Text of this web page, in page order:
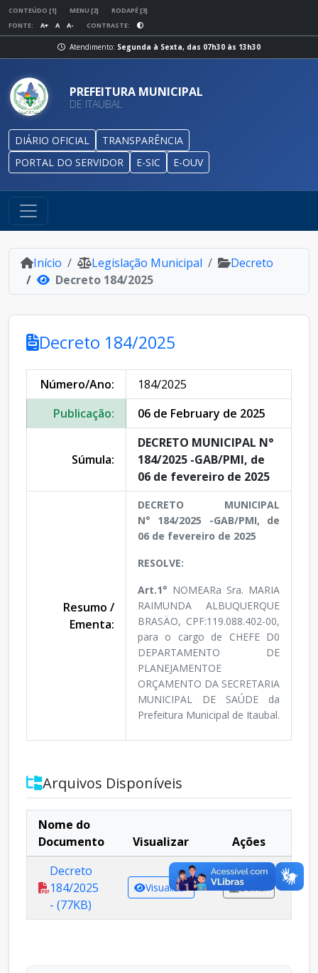
CONTEÚDO [1] MENU [2]
RODAPÉ [3]
FONTE:
A+ A A- CONTRASTE:
Atendimento: Segunda à Sexta, das 07h30 às 13h30
PREFEITURA MUNICIPAL
DE ITAUBAL
DIÁRIO OFICIAL
TRANSPARÊNCIA
PORTAL DO SERVIDOR
E-SIC E-OUV
Início Legislação Municipal
Decreto
Decreto 184/2025
Decreto 184/2025
Número/Ano:
184/2025
Publicação:
06 de February de 2025
Súmula:
DECRETO MUNICIPAL N°
184/2025 -GAB/PMI, de
06 de fevereiro de 2025
Resumo /
Ementa:
DECRETO MUNICIPAL
N° 184/2025 -GAB/PMI, de
06 de fevereiro de 2025
RESOLVE:
Art.1° NOMEARa Sra. MARIA
RAIMUNDA ALBUQUERQUE
BRASÄO, CPF:119.088.402-00,
para o cargo de CHEFE D0
DEPARTAMENTO DE
PLANEJAMENTOE
ORÇAMENTO DA SECRETARIA
MUNICIPAL DE SAÚDE da
Prefeitura Municipal de Itaubal.
Arquivos Disponíveis
Nome do
Documento
Visualizar
Ações
Decreto
184/2025
- (77KB)
Visualizar Baixar